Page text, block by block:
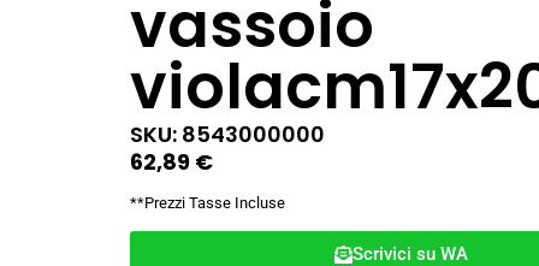
vassoio
SKU: 8543000000
62,89 €
**Prezzi Tasse Incluse
Scrivici su WA